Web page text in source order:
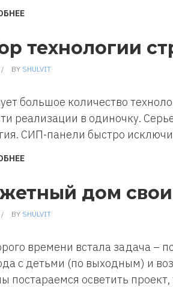
технологии
BY SHULVIT
большое количество
реализации в одиночку.
СИП-панели быстро
СТРОИТЕЛЬСТВА
БЮДЖЕТНОГО
ДОМА дом
BY SHULVIT
времени встала задача –
с детьми (по выходным) и
постараемся осветить